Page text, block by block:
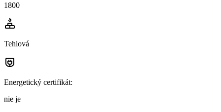
1800
Tehlová
Energetický certifikát:
nie je